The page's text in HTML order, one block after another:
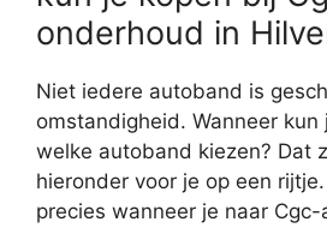
onderhoud in
Niet iedere autoband is
omstandigheid. Wanneer
welke autoband kiezen? Dat
hieronder voor je op een
precies wanneer je naar